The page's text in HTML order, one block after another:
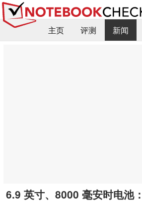
主页 评测
新闻
6.9 英寸、8000 毫安时电池